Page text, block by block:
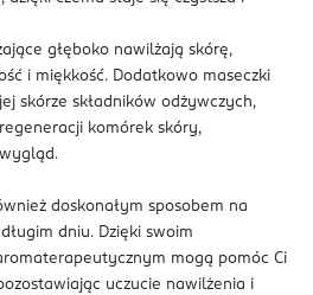
głęboko nawilżają skórę,
i miękkość. Dodatkowo maseczki
skórze składników odżywczych,
komórek skóry,
doskonałym sposobem na
dniu. Dzięki swoim
mogą pomóc Ci
uczucie nawilżenia i